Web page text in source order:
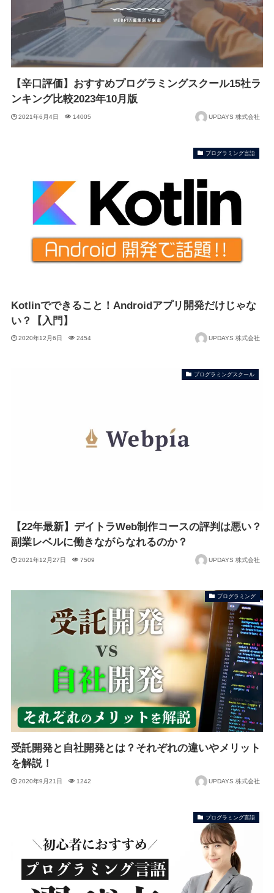
【辛口評価】おすすめプログラミングスクール15社ラ
ンキング比較2023年10月版
2021年6月4日 14005 UPDAYS 株式会社
プログラミング言語
Kotlinでできること！Androidアプリ開発だけじゃな
い？【入門】
2020年12月6日 2454 UPDAYS 株式会社
プログラミングスクール
【22年最新】デイトラWeb制作コースの評判は悪い？
副業レベルに働きながらなれるのか？
2021年12月27日 7509 UPDAYS 株式会社
プログラミング
受託開発と自社開発とは？それぞれの違いやメリット
を解説！
2020年9月21日 1242 UPDAYS 株式会社
プログラミング言語